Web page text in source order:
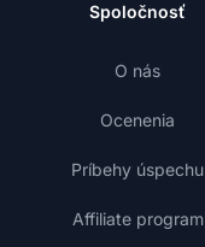
Spoločnosť
O nás
Ocenenia
Príbehy úspechu
Affiliate program